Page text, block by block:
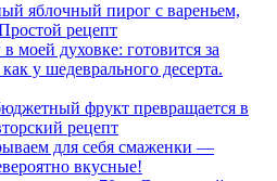
яблочный пирог с вареньем,
рецепт
моей духовке: готовится за
у шедеврального десерта.
фрукт превращается в
рецепт
для себя смаженки —
вкусные!